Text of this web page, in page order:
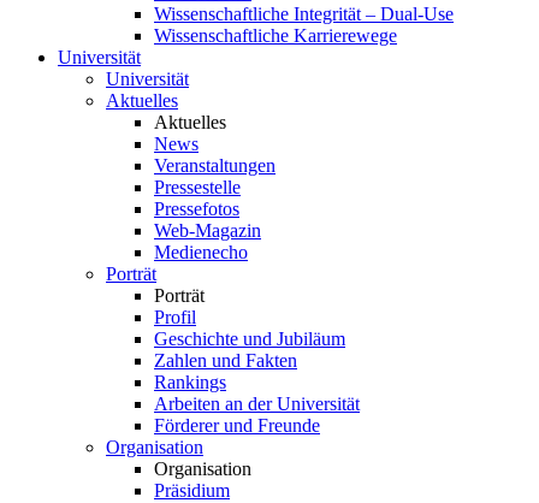
Wissenschaftliche Integrität – Dual-Use
Wissenschaftliche Karrierewege
Universität
Universität
Aktuelles
Aktuelles
News
Veranstaltungen
Pressestelle
Pressefotos
Web-Magazin
Medienecho
Porträt
Porträt
Profil
Geschichte und Jubiläum
Zahlen und Fakten
Rankings
Arbeiten an der Universität
Förderer und Freunde
Organisation
Organisation
Präsidium